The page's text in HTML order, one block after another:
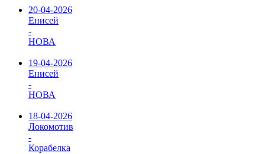
20-04-2026
Енисей
-
НОВА
19-04-2026
Енисей
-
НОВА
18-04-2026
Локомотив
-
Корабелка